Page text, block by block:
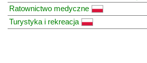
Ratownictwo medyczne
Turystyka i rekreacja